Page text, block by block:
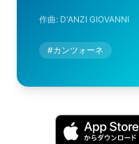
作曲: D'ANZI GIOVANNI
#カンツォーネ